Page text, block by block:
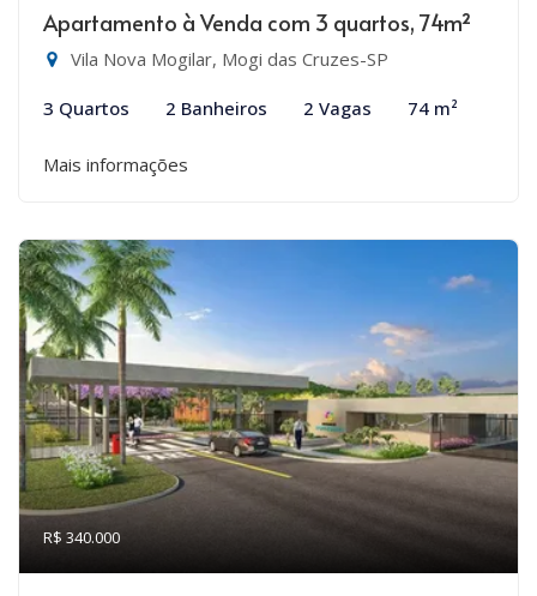
Apartamento à Venda com 3 quartos, 74m²
Vila Nova Mogilar, Mogi das Cruzes-SP
3 Quartos 2 Banheiros 2 Vagas 74 m²
Mais informações
R$ 340.000